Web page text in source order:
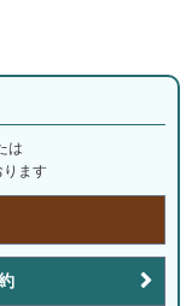
は
ります